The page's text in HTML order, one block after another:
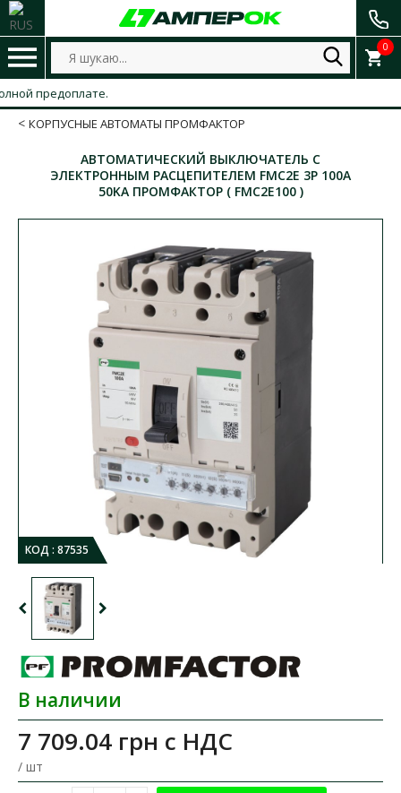
0
предоплате.
КОРПУСНЫЕ АВТОМАТЫ ПРОМФАКТОР
АВТОМАТИЧЕСКИЙ ВЫКЛЮЧАТЕЛЬ С
ЭЛЕКТРОННЫМ РАСЦЕПИТЕЛЕМ FMC2E 3P 100A
50KA ПРОМФАКТОР ( FMC2E100 )
КОД : 87535
В наличии
7 709.04 грн с НДС
/ шт